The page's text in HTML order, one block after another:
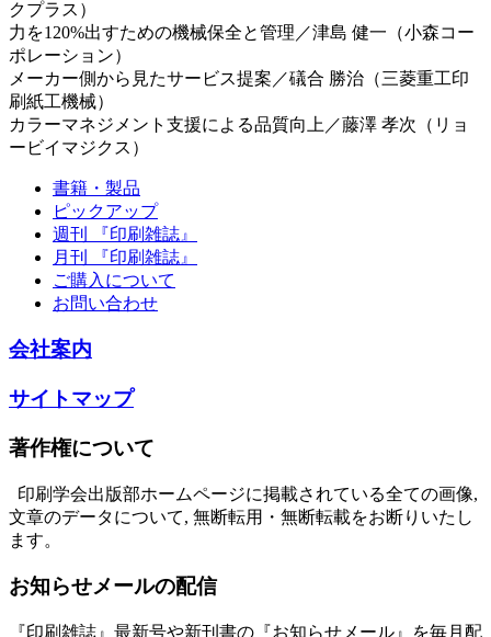
クプラス）
力を120%出すための機械保全と管理／津島 健一（小森コー
ポレーション）
メーカー側から見たサービス提案／礒合 勝治（三菱重工印
刷紙工機械）
カラーマネジメント支援による品質向上／藤澤 孝次（リョ
ービイマジクス）
書籍・製品
ピックアップ
週刊 『印刷雑誌』
月刊 『印刷雑誌』
ご購入について
お問い合わせ
会社案内
サイトマップ
著作権について
印刷学会出版部ホームページに掲載されている全ての画像,
文章のデータについて, 無断転用・無断転載をお断りいたし
ます。
お知らせメールの配信
『印刷雑誌』最新号や新刊書の『お知らせメール』を毎月配